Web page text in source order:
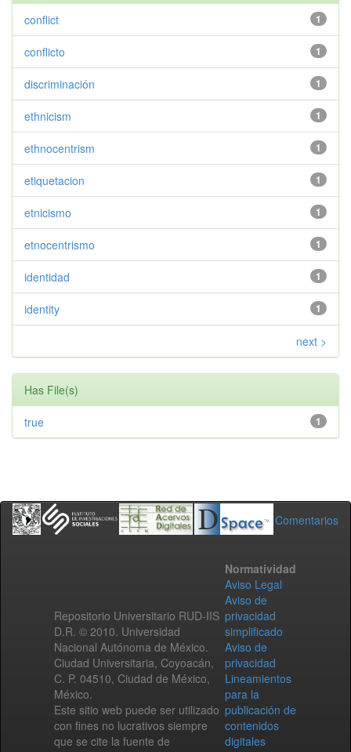
1
conflict
1
conflicto
1
discriminación
1
ethnicism
1
ethnocentrism
1
etiquetacion
1
etnicismo
1
etnocentrismo
1
identidad
1
identity
next >
Has File(s)
1
true
Comentarios
Repositorio Universitario RUD-IIS
D.R. © 2010. Universidad
Nacional Autónoma de México.
Ciudad Universitaria, Coyoacán,
C. P. 04510, Ciudad de México,
México.
Este sitio web puede ser utilizado
con fines no lucrativos siempre
que se cite la fuente de
Normatividad
Aviso Legal
Aviso de
privacidad
simplificado
Aviso de
privacidad
Lineamientos
para la
publicación de
contenidos
digitales